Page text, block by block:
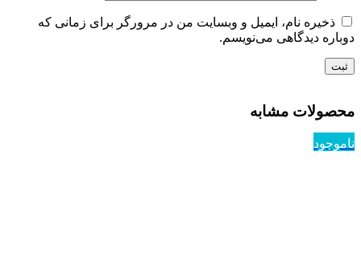
ذخیره نام، ایمیل و وبسایت من در مرورگر برای زمانی که
دوباره دیدگاهی می‌نویسم.
محصولات مشابه
ناموجود